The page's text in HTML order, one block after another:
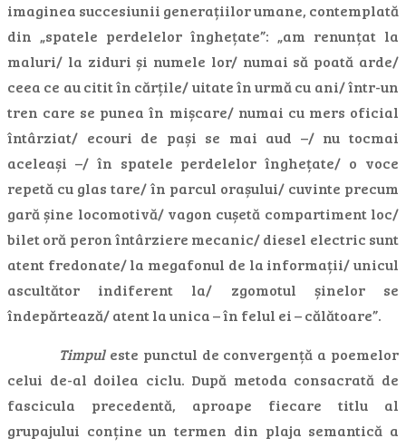
imaginea succesiunii generațiilor umane, contemplată
din „spatele perdelelor înghețate”: „am renunțat la
maluri/ la ziduri și numele lor/ numai să poată arde/
ceea ce au citit în cărțile/ uitate în urmă cu ani/ într-un
tren care se punea în mișcare/ numai cu mers oficial
întârziat/ ecouri de pași se mai aud –/ nu tocmai
aceleași –/ în spatele perdelelor înghețate/ o voce
repetă cu glas tare/ în parcul orașului/ cuvinte precum
gară șine locomotivă/ vagon cușetă compartiment loc/
bilet oră peron întârziere mecanic/ diesel electric sunt
atent fredonate/ la megafonul de la informații/ unicul
ascultător indiferent la/ zgomotul șinelor se
îndepărtează/ atent la unica – în felul ei – călătoare”.
Timpuleste punctul de convergență a poemelor
celui de-al doilea ciclu. După metoda consacrată de
fascicula precedentă, aproape fiecare titlu al
grupajului conține un termen din plaja semantică a